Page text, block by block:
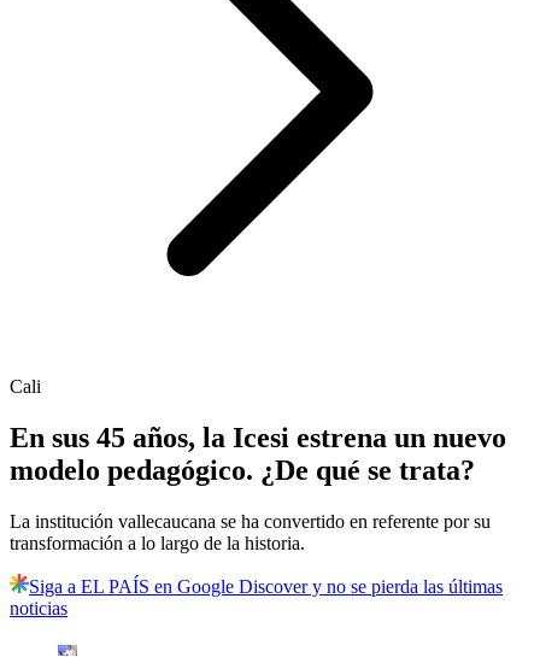
Cali
En sus 45 años, la Icesi estrena un nuevo
modelo pedagógico. ¿De qué se trata?
La institución vallecaucana se ha convertido en referente por su
transformación a lo largo de la historia.
Siga a EL PAÍS en Google Discover y no se pierda las últimas
noticias